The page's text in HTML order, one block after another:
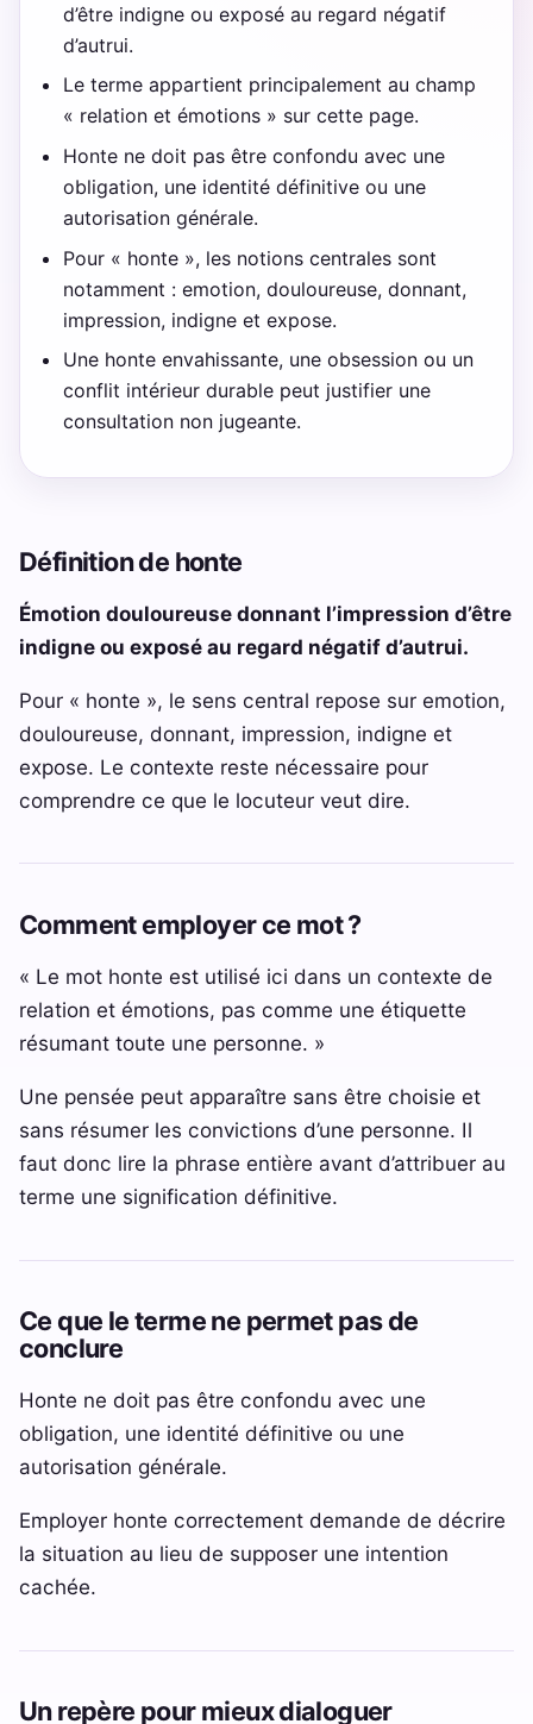
d’être indigne ou exposé au regard négatif
d’autrui.
Le terme appartient principalement au champ
« relation et émotions » sur cette page.
Honte ne doit pas être confondu avec une
obligation, une identité définitive ou une
autorisation générale.
Pour « honte », les notions centrales sont
notamment : emotion, douloureuse, donnant,
impression, indigne et expose.
Une honte envahissante, une obsession ou un
conflit intérieur durable peut justifier une
consultation non jugeante.
Définition de honte
Émotion douloureuse donnant l’impression d’être
indigne ou exposé au regard négatif d’autrui.
Pour « honte », le sens central repose sur emotion,
douloureuse, donnant, impression, indigne et
expose. Le contexte reste nécessaire pour
comprendre ce que le locuteur veut dire.
Comment employer ce mot ?
« Le mot honte est utilisé ici dans un contexte de
relation et émotions, pas comme une étiquette
résumant toute une personne. »
Une pensée peut apparaître sans être choisie et
sans résumer les convictions d’une personne. Il
faut donc lire la phrase entière avant d’attribuer au
terme une signification définitive.
Ce que le terme ne permet pas de
conclure
Honte ne doit pas être confondu avec une
obligation, une identité définitive ou une
autorisation générale.
Employer honte correctement demande de décrire
la situation au lieu de supposer une intention
cachée.
Un repère pour mieux dialoguer